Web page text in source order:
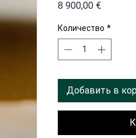
8 900,00 €Цена
Количество *
Добавить в